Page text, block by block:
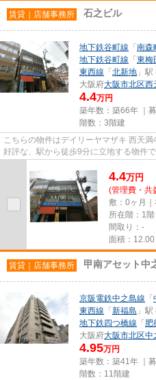
賃貸｜店舗事務所 石之ビル
地下鉄谷町線 「 南森
地下鉄谷町線 「 東梅
東西線 「 北新地 」
大阪府大阪市北区西
4.4万円
築年数：築66年 ｜募
階数：3階建
こちらの物件はデイリーヤマザキ 西天
好評な、駅から徒歩9分に立地する物件で
4.4万円
(管理費・共
敷：0ヶ月｜
所在階：1階
間取り：-
面積：12.00
賃貸｜店舗事務所 甲南アセット中
京阪電鉄中之島線 「
東西線 「 新福島 」
地下鉄四つ橋線 「 肥
大阪府大阪市北区中
4.95万円
築年数：築41年 ｜募
階数：11階建